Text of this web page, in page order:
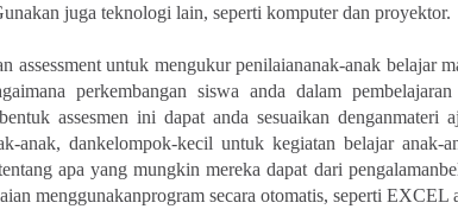
juga teknologi lain, seperti komputer dan proyektor.
assessment untuk mengukur penilaiananak-anak belajar
perkembangan siswa anda dalam
assesmen ini dapat anda sesuaikan denganmateri
anak, dankelompok-kecil untuk kegiatan belajar anak-
apa yang mungkin mereka dapat dari
menggunakanprogram secara otomatis, seperti EXCEL